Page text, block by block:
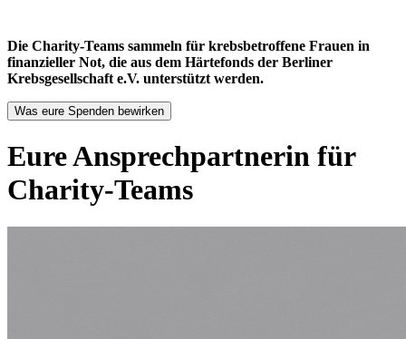
Die Charity-Teams sammeln für krebsbetroffene Frauen in
finanzieller Not, die aus dem Härtefonds der Berliner
Krebsgesellschaft e.V. unterstützt werden.
Was eure Spenden bewirken
Eure Ansprechpartnerin für
Charity-Teams